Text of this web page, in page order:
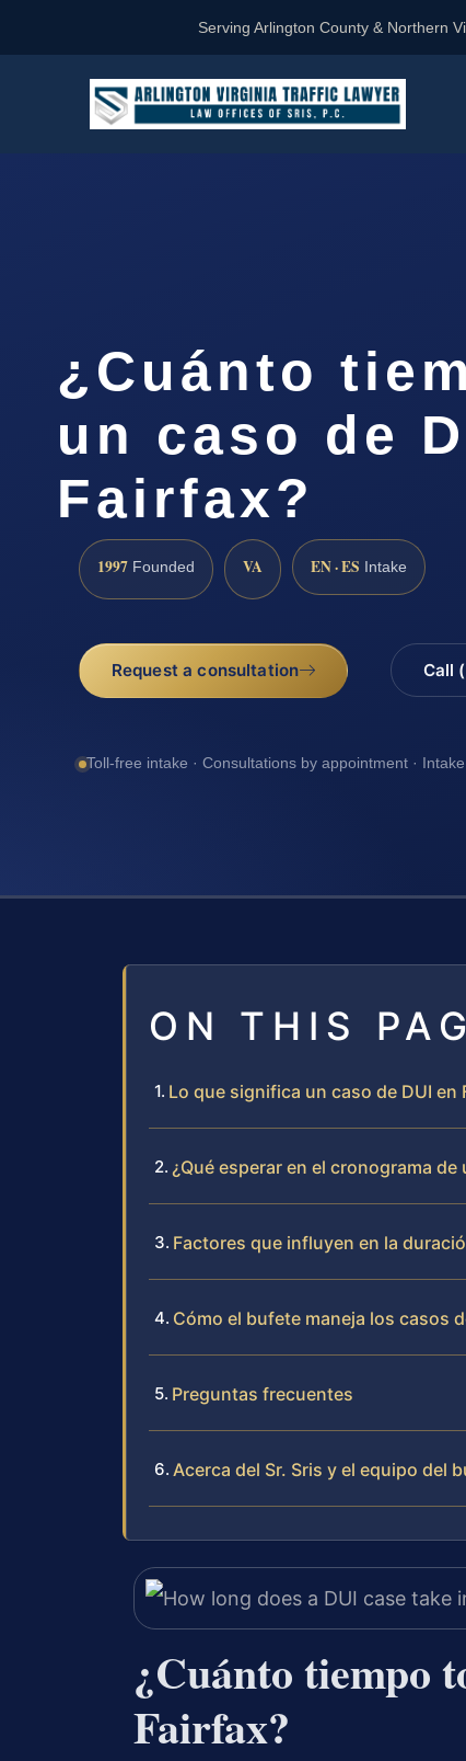
Serving Arlington County & Northern
¿Cuánto
un caso de
Fairfax?
1997 Founded VA EN · ES Intake
Request a consultation Call
Toll-free intake · Consultations by appointment ·
ON THIS
Lo que significa un caso de DUI en
¿Qué esperar en el cronograma
Factores que influyen en la
Cómo el bufete maneja los casos
Preguntas frecuentes
Acerca del Sr. Sris y el equipo del
¿Cuánto tiempo
Fairfax?